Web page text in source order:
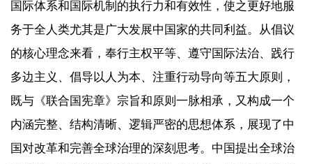
国际体系和国际机制的执行力和有效性，使之更好地服
务于全人类尤其是广大发展中国家的共同利益。从倡议
的核心理念来看，奉行主权平等、遵守国际法治、践行
多边主义、倡导以人为本、注重行动导向等五大原则，
既与《联合国宪章》宗旨和原则一脉相承，又构成一个
内涵完整、结构清晰、逻辑严密的思想体系，展现了中
国对改革和完善全球治理的深刻思考。中国提出全球治